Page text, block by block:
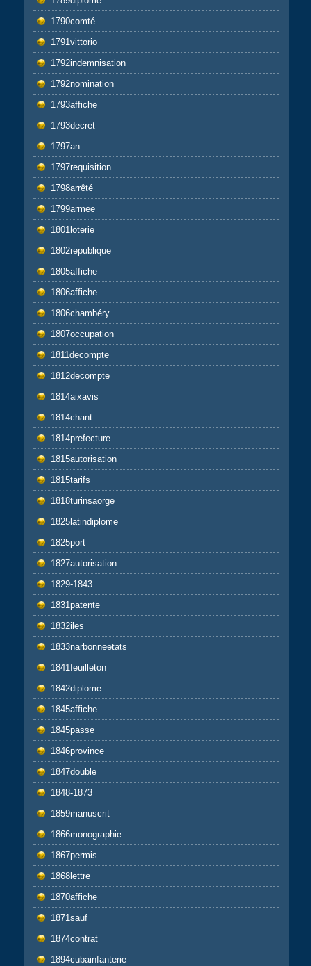
1790comté
1791vittorio
1792indemnisation
1792nomination
1793affiche
1793decret
1797an
1797requisition
1798arrêté
1799armee
1801loterie
1802republique
1805affiche
1806affiche
1806chambéry
1807occupation
1811decompte
1812decompte
1814aixavis
1814chant
1814prefecture
1815autorisation
1815tarifs
1818turinsaorge
1825latindiplome
1825port
1827autorisation
1829-1843
1831patente
1832iles
1833narbonneetats
1841feuilleton
1842diplome
1845affiche
1845passe
1846province
1847double
1848-1873
1859manuscrit
1866monographie
1867permis
1868lettre
1870affiche
1871sauf
1874contrat
1894cubainfanterie